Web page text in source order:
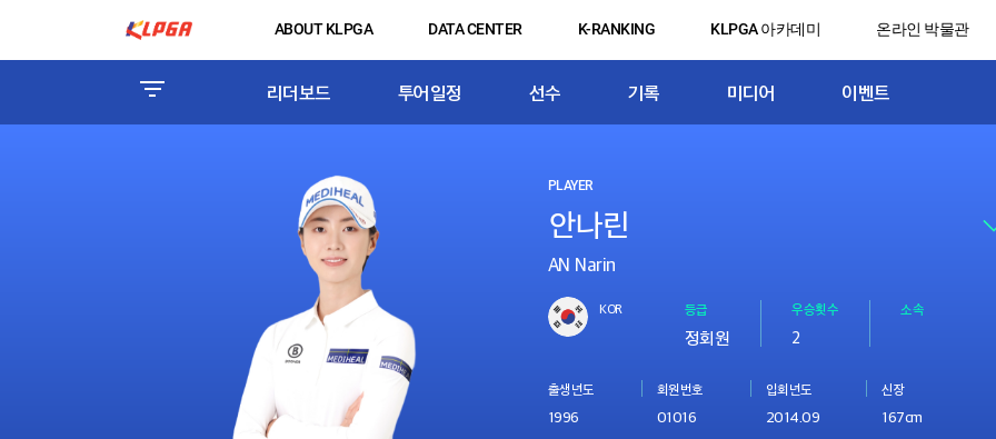
ABOUT KLPGA DATA CENTER K-RANKING KLPGA 아카데미 온라인 박물관
리더보드 투어일정 선수 기록 미디어 이벤트
PLAYER
AN Narin
KOR 등급
정회원
우승횟수
2
소속
출생년도
1996
회원번호
01016
입회년도
2014.09
신장
167cm